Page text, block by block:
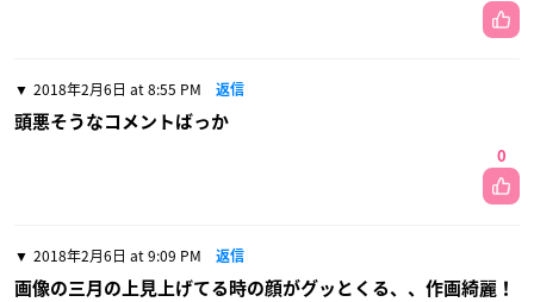
2018年2月6日 at 8:55 PM 返信
頭悪そうなコメントばっか
0
2018年2月6日 at 9:09 PM 返信
画像の三月の上見上げてる時の顔がグッとくる、、作画綺麗！